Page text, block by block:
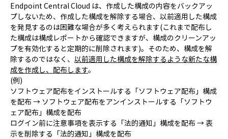
Endpoint Central Cloud は、作成した構成の内容をバックアッ
プしないため、作成した構成を解除する場合、以前適用した構成
を発見するのは困難な場合が多く考えられます(これまで配布し
た構成は構成レポートから確認できますが、構成のクリーンアッ
プを有効化すると定期的に削除されます)。そのため、構成を解
除するのではなく、 以前適用した構成を解除するような新たな構
成を作成し、配布します。
(例)
ソフトウェア配布をインストールする「ソフトウェア配布」構成
を配布 → ソフトウェア配布をアンインストールする「ソフトウ
ェア配布」構成を配布
ログイン前に注意事項を表示する「法的通知」構成を配布 → 表
示を削除する「法的通知」構成を配布